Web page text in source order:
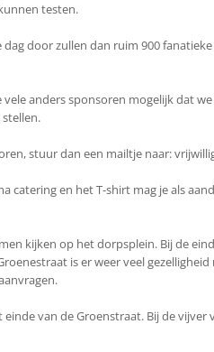
testen.
door zullen dan ruim 900
anders sponsoren mogelijk dat
stuur dan een mailtje naar:
catering en het T-shirt mag je als
kijken op het dorpsplein. Bij de
is er weer veel
van de Groenstraat. Bij de vijver